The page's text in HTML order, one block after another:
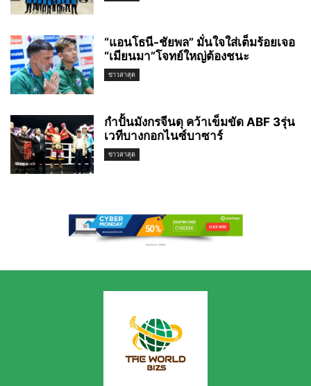
“แอนโธนี-ชัยพล” มั่นใจใส่เต็มร้อยเจอ
“เมียนมา”โจทย์ใหญ่ต้องชนะ
ข่าวล่าสุด
กำปั้นมังกรจีนดุ คว้าเข็มขัด ABF 3รุ่น
เวทีบางกอกไนซ์บาซาร์
ข่าวล่าสุด